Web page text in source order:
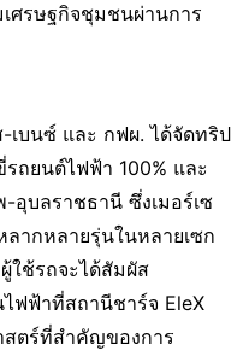
ศรษฐกิจชุมชนผ่านการ
เบนซ์ และ กฟผ. ได้จัดทริป
ถยนต์ไฟฟ้า 100% และ
อุบลราชธานี ซึ่งเมอร์เซ
ลากหลายรุ่นในหลายเซก
ใช้รถจะได้สัมผัส
ฟฟ้าที่สถานีชาร์จ EleX
สตร์ที่สำคัญของการ